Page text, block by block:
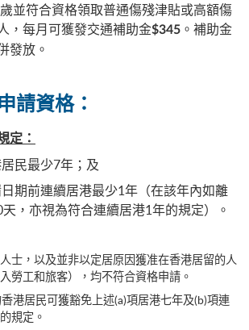
並符合資格領取普通傷殘津貼或高額傷
，每月可獲發交通補助金$345 。補助金
發放。
請資格：
定：
民最少7年；及
期前連續居港最少1年（在該年內如離
，亦視為符合連續居港1年的規定）。
士，以及並非以定居原因獲准在香港居留的人
勞工和旅客），均不符合資格申請。
港居民可獲豁免上述(a)項居港七年及(b)項連
規定。